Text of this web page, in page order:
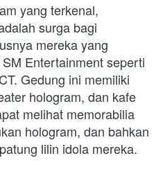
yang terkenal,
surga bagi
mereka yang
Entertainment seperti
Gedung ini memiliki
hologram, dan kafe
melihat memorabilia
hologram, dan bahkan
lilin idola mereka.